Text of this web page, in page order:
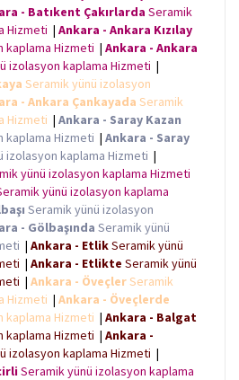
- Batıkent Çakırlarda Seramik
Hizmeti | Ankara - Ankara Kızılay
kaplama Hizmeti | Ankara - Ankara
izolasyon kaplama Hizmeti |
Seramik yünü izolasyon
- Ankara Çankayada Seramik
Hizmeti | Ankara - Saray Kazan
kaplama Hizmeti | Ankara - Saray
izolasyon kaplama Hizmeti |
yünü izolasyon kaplama Hizmeti
yünü izolasyon kaplama
Seramik yünü izolasyon
- Gölbaşında Seramik yünü
| Ankara - EtlikSeramik yünü
| Ankara - Etlikte Seramik yünü
| Ankara - ÖveçlerSeramik
Hizmeti | Ankara - Öveçlerde
kaplama Hizmeti | Ankara - Balgat
kaplama Hizmeti | Ankara -
izolasyon kaplama Hizmeti |
Seramik yünü izolasyon kaplama